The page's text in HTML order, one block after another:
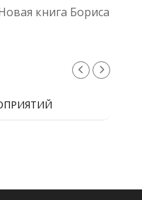
книга Бориса